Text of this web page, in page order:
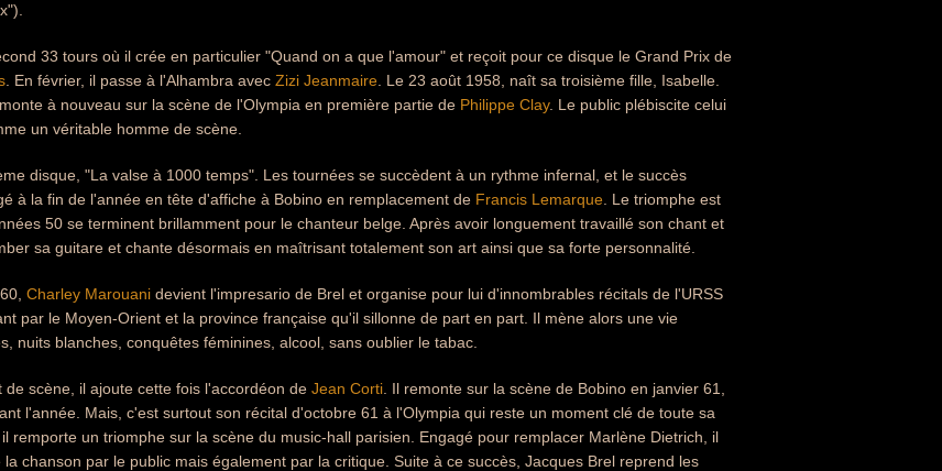
33 tours où il crée en particulier "Quand on a que l'amour" et reçoit pour ce disque le Grand Prix de
. En février, il passe à l'Alhambra avec Zizi Jeanmaire . Le 23 août 1958, naît sa troisième fille, Isabelle.
à nouveau sur la scène de l'Olympia en première partie de Philippe Clay. Le public plébiscite celui
un véritable homme de scène.
disque, "La valse à 1000 temps". Les tournées se succèdent à un rythme infernal, et le succès
à la fin de l'année en tête d'affiche à Bobino en remplacement de Francis Lemarque . Le triomphe est
50 se terminent brillamment pour le chanteur belge. Après avoir longuement travaillé son chant et
sa guitare et chante désormais en maîtrisant totalement son art ainsi que sa forte personnalité.
Charley Marouani devient l'impresario de Brel et organise pour lui d'innombrables récitals de l'URSS
par le Moyen-Orient et la province française qu'il sillonne de part en part. Il mène alors une vie
nuits blanches, conquêtes féminines, alcool, sans oublier le tabac.
de scène, il ajoute cette fois l'accordéon de Jean Corti . Il remonte sur la scène de Bobino en janvier 61,
l'année. Mais, c'est surtout son récital d'octobre 61 à l'Olympia qui reste un moment clé de toute sa
remporte un triomphe sur la scène du music-hall parisien. Engagé pour remplacer Marlène Dietrich, il
chanson par le public mais également par la critique. Suite à ce succès, Jacques Brel reprend les